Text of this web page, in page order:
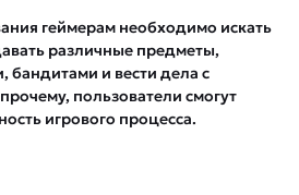
геймерам необходимо искать
различные предметы,
бандитами и вести дела с
пользователи смогут
игрового процесса.